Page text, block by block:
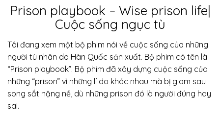
Prison playbook – Wise prison life|
Cuộc sống ngục tù
Tôi đang xem một bộ phim nói về cuộc sống của những
người tù nhân do Hàn Quốc sản xuất. Bộ phim có tên là
“Prison playbook”. Bộ phim đã xây dựng cuộc sống của
những “prison” vì những lí do khác nhau mà bị giam sau
song sắt nặng nề, dù những prison đó là người đúng hay
sai.